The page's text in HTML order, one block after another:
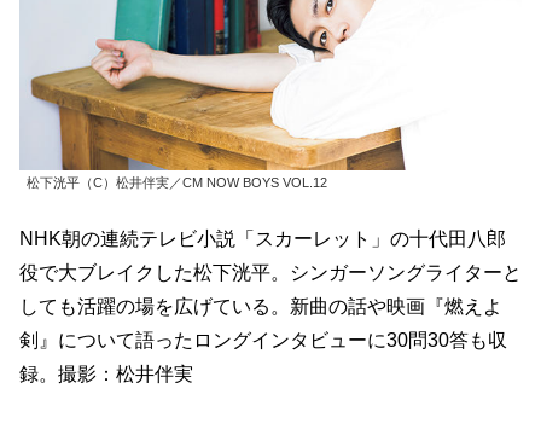
松下洸平（C）松井伴実／CM NOW BOYS VOL.12
NHK朝の連続テレビ小説「スカーレット」の十代田八郎
役で大ブレイクした松下洸平。シンガーソングライターと
しても活躍の場を広げている。新曲の話や映画『燃えよ
剣』について語ったロングインタビューに30問30答も収
録。撮影：松井伴実